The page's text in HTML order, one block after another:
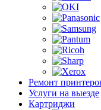
Ремонт
Услуги на выезде
Картриджи